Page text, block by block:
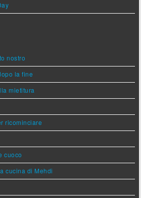
nostro
la fine
mietitura
ricominciare
cuoco
cucina di Mehdi